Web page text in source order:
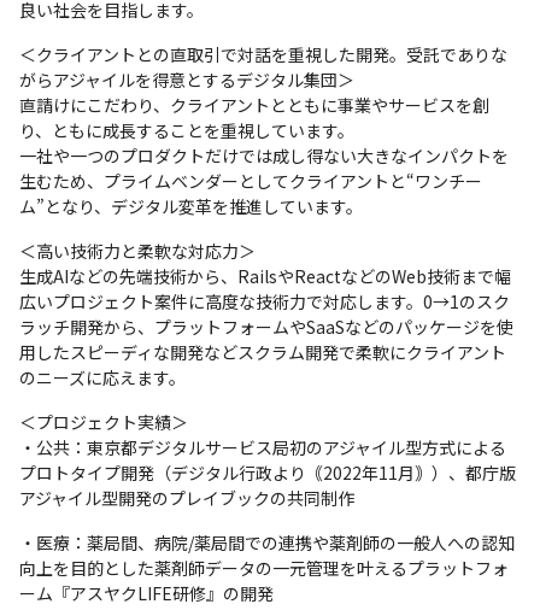
良い社会を目指します。
＜クライアントとの直取引で対話を重視した開発。受託でありな
がらアジャイルを得意とするデジタル集団＞
直請けにこだわり、クライアントとともに事業やサービスを創
り、ともに成長することを重視しています。
一社や一つのプロダクトだけでは成し得ない大きなインパクトを
生むため、プライムベンダーとしてクライアントと“ワンチー
ム”となり、デジタル変革を推進しています。
＜高い技術力と柔軟な対応力＞
生成AIなどの先端技術から、RailsやReactなどのWeb技術まで幅
広いプロジェクト案件に高度な技術力で対応します。0→1のスク
ラッチ開発から、プラットフォームやSaaSなどのパッケージを使
用したスピーディな開発などスクラム開発で柔軟にクライアント
のニーズに応えます。
＜プロジェクト実績＞
・公共：東京都デジタルサービス局初のアジャイル型方式による
プロトタイプ開発（デジタル行政より｟2022年11月｠）、都庁版
アジャイル型開発のプレイブックの共同制作
・医療：薬局間、病院/薬局間での連携や薬剤師の⼀般⼈への認知
向上を目的とした薬剤師データの一元管理を叶えるプラットフォ
ーム『アスヤクLIFE研修』の開発